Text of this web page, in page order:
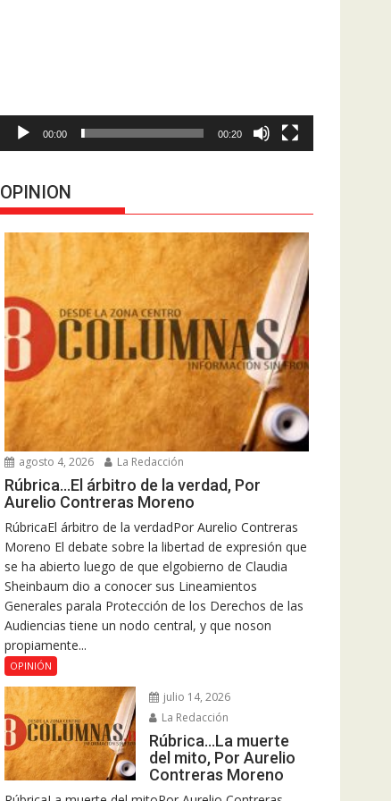
00:00 00:20
OPINION
agosto 4, 2026 La Redacción
Rúbrica…El árbitro de la verdad, Por
Aurelio Contreras Moreno
RúbricaEl árbitro de la verdadPor Aurelio Contreras
Moreno El debate sobre la libertad de expresión que
se ha abierto luego de que elgobierno de Claudia
Sheinbaum dio a conocer sus Lineamientos
Generales parala Protección de los Derechos de las
Audiencias tiene un nodo central, y que noson
propiamente...
OPINIÓN
julio 14, 2026
La Redacción
Rúbrica…La muerte
del mito, Por Aurelio
Contreras Moreno